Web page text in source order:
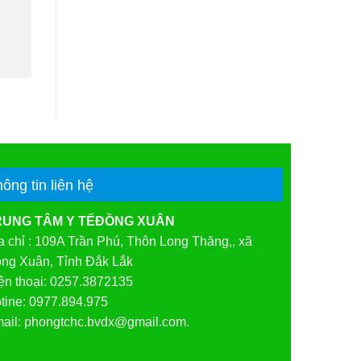
tin liên hệ
TÂM Y TẾĐỒNG XUÂN
chỉ : 109A Trần Phú, Thôn Long Thăng,, xã
Xuân, Tỉnh Đắk Lắk
thoại: 0257.3872135
0977.894.975
phongtchc.bvdx@gmail.com.